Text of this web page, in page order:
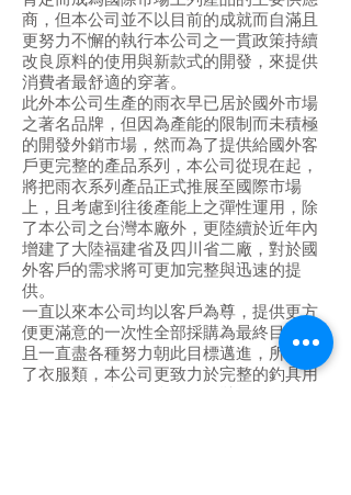
商，但本公司並不以目前的成就而自滿且
更努力不懈的執行本公司之一貫政策持續
改良原料的使用與新款式的開發，來提供
消費者最舒適的穿著。
此外本公司生產的雨衣早已居於國外市場
之著名品牌，但因為產能的限制而未積極
的開發外銷市場，然而為了提供給國外客
戶更完整的產品系列，本公司從現在起，
將把雨衣系列產品正式推展至國際市場
上，且考慮到往後產能上之彈性運用，除
了本公司之台灣本廠外，更陸續於近年內
增建了大陸福建省及四川省二廠，對於國
外客戶的需求將可更加完整與迅速的提
供。
一直以來本公司均以客戶為尊，提供更方
便更滿意的一次性全部採購為最終目標，
且一直盡各種努力朝此目標邁進，所以除
了衣服類，本公司更致力於完整的釣具用